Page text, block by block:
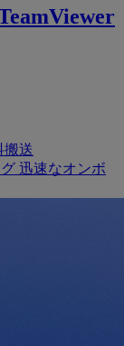
搬送
迅速なオンボ